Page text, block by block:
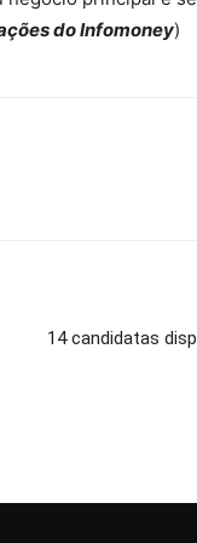
do Infomoney)
14 candidatas